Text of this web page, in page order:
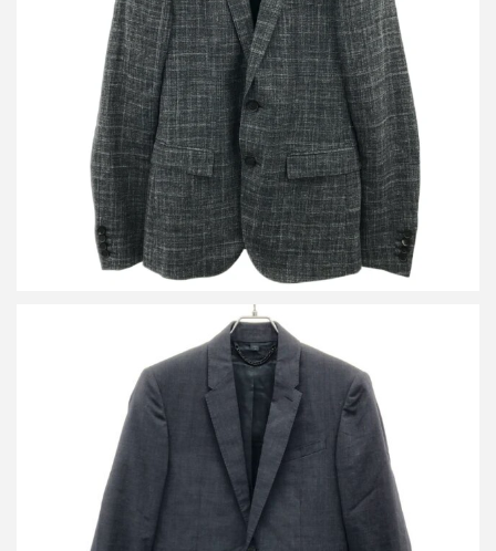
ト 4470570
買取金額10,800円
詳しく見る
バーバリープローサム セットアップスーツ
買取金額9,600円